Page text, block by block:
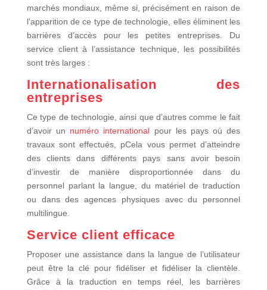
marchés mondiaux, même si, précisément en raison de
l’apparition de ce type de technologie, elles éliminent les
barrières d’accès pour les petites entreprises. Du
service client à l’assistance technique, les possibilités
sont très larges :
Internationalisation des
entreprises
Ce type de technologie, ainsi que d’autres comme le fait
d’avoir un numéro international pour les pays où des
travaux sont effectués, pCela vous permet d’atteindre
des clients dans différents pays sans avoir besoin
d’investir de manière disproportionnée dans du
personnel parlant la langue, du matériel de traduction
ou dans des agences physiques avec du personnel
multilingue.
Service client efficace
Proposer une assistance dans la langue de l’utilisateur
peut être la clé pour fidéliser et fidéliser la clientèle.
Grâce à la traduction en temps réel, les barrières